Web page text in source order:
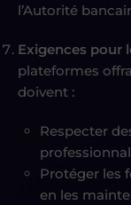
l’Autorité
Exigences pour
plateformes
doivent :
Respecter
Protéger les
en les